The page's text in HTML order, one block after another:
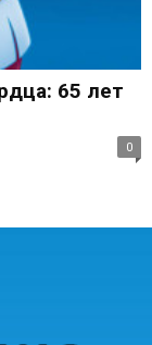
65 лет
0